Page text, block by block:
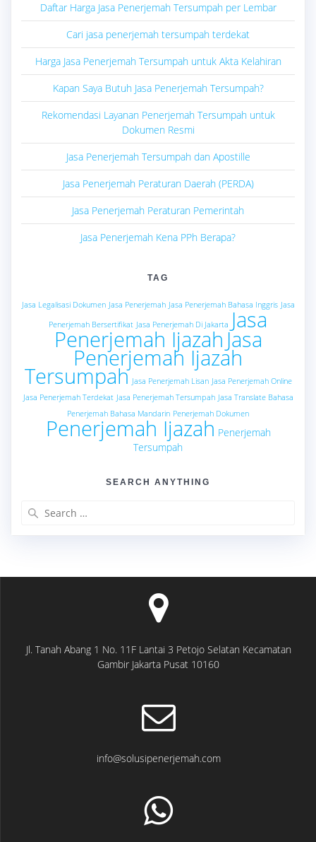
Daftar Harga Jasa Penerjemah Tersumpah per Lembar
Cari jasa penerjemah tersumpah terdekat
Harga Jasa Penerjemah Tersumpah untuk Akta Kelahiran
Kapan Saya Butuh Jasa Penerjemah Tersumpah?
Rekomendasi Layanan Penerjemah Tersumpah untuk
Dokumen Resmi
Jasa Penerjemah Tersumpah dan Apostille
Jasa Penerjemah Peraturan Daerah (PERDA)
Jasa Penerjemah Peraturan Pemerintah
Jasa Penerjemah Kena PPh Berapa?
TAG
Jasa Legalisasi Dokumen Jasa Penerjemah Jasa Penerjemah Bahasa Inggris Jasa
Penerjemah Bersertifikat Jasa Penerjemah Di Jakarta Jasa
Penerjemah Ijazah Jasa
Penerjemah Ijazah
Tersumpah Jasa Penerjemah Lisan Jasa Penerjemah Online
Jasa Penerjemah Terdekat Jasa Penerjemah Tersumpah Jasa Translate Bahasa
Penerjemah Bahasa Mandarin Penerjemah Dokumen
Penerjemah Ijazah Penerjemah
Tersumpah
SEARCH ANYTHING
Jl. Tanah Abang 1 No. 11F Lantai 3 Petojo Selatan Kecamatan
Gambir Jakarta Pusat 10160
info@solusipenerjemah.com